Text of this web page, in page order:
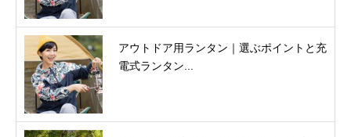
アウトドア用ランタン｜選ぶポイントと充
電式ランタン...